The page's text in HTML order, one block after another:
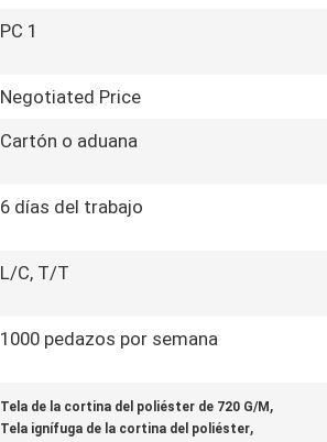
PC 1
Negotiated Price
Cartón o aduana
6 días del trabajo
L/C, T/T
1000 pedazos por semana
Tela de la cortina del poliéster de 720 G/M ,
Tela ignífuga de la cortina del poliéster,